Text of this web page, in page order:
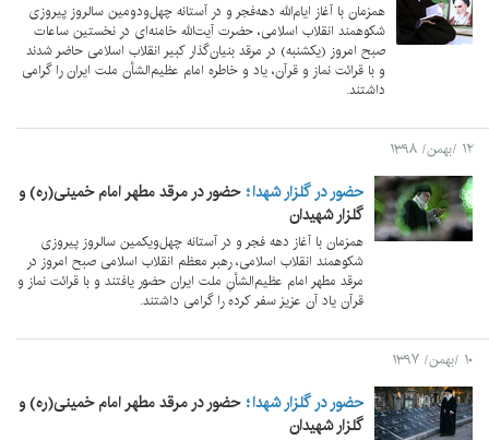
همزمان با آغاز ایام‌الله دهه‌فجر و در آستانه چهل‌ودومین سالروز پیروزی
شکوهمند انقلاب اسلامی، حضرت آیت‌الله خامنه‌ای در نخستین ساعات
صبح امروز (یکشنبه) در مرقد بنیان‌گذار کبیر انقلاب اسلامی حاضر شدند
و با قرائت نماز و قرآن، یاد و خاطره امام عظیم‌الشأن ملت ایران را گرامی
داشتند.
۱۲ /بهمن/ ۱۳۹۸
حضور در گلزار شهدا حضور در مرقد مطهر امام خمینی(ره) و
گلزار شهیدان
همزمان با آغاز دهه فجر و در آستانه چهل‌ویکمین سالروز پیروزی
شکوهمند انقلاب اسلامی، رهبر معظم انقلاب اسلامی صبح امروز در
مرقد مطهر امام عظیم‌الشأنِ ملت ایران حضور یافتند و با قرائت نماز و
قرآن یاد آن عزیز سفر کرده را گرامی داشتند.
۱۰ /بهمن/ ۱۳۹۷
حضور در گلزار شهدا حضور در مرقد مطهر امام خمینی(ره) و
گلزار شهیدان